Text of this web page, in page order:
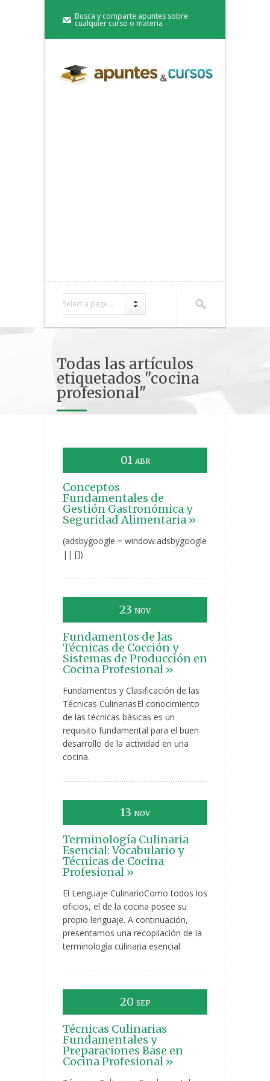
Busca y comparte apuntes sobre
cualquier curso o materia
Select a page...
Todas las artículos
etiquetados "cocina
profesional"
01 ABR
Conceptos
Fundamentales de
Gestión Gastronómica y
Seguridad Alimentaria »
(adsbygoogle = window.adsbygoogle
|| []).
23 NOV
Fundamentos de las
Técnicas de Cocción y
Sistemas de Producción en
Cocina Profesional »
Fundamentos y Clasificación de las
Técnicas CulinariasEl conocimiento
de las técnicas básicas es un
requisito fundamental para el buen
desarrollo de la actividad en una
cocina.
13 NOV
Terminología Culinaria
Esencial: Vocabulario y
Técnicas de Cocina
Profesional »
El Lenguaje CulinarioComo todos los
oficios, el de la cocina posee su
propio lenguaje. A continuación,
presentamos una recopilación de la
terminología culinaria esencial.
20 SEP
Técnicas Culinarias
Fundamentales y
Preparaciones Base en
Cocina Profesional »